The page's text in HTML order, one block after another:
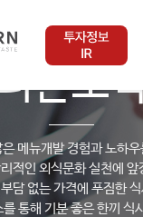
KOREA
본소
메뉴개발 경험과 노하
적인 외식문화 실천에 앞
담 없는 가격에 푸짐한
통해 기분 좋은 한끼 식